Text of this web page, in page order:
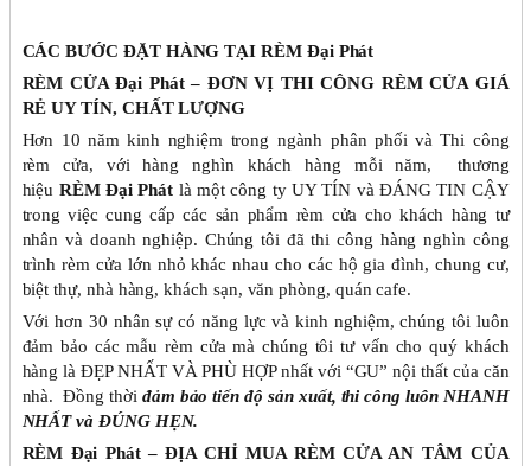
CÁC BƯỚC ĐẶT HÀNG TẠI RÈM Đại Phát
RÈM CỬA Đại Phát – ĐƠN VỊ THI CÔNG RÈM CỬA GIÁ
RẺ UY TÍN, CHẤT LƯỢNG
Hơn 10 năm kinh nghiệm trong ngành phân phối và Thi công
rèm cửa, với hàng nghìn khách hàng mỗi năm, thương
hiệu RÈM Đại Phát là một công ty UY TÍN và ĐÁNG TIN CẬY
trong việc cung cấp các sản phẩm rèm cửa cho khách hàng tư
nhân và doanh nghiệp. Chúng tôi đã thi công hàng nghìn công
trình rèm cửa lớn nhỏ khác nhau cho các hộ gia đình, chung cư,
biệt thự, nhà hàng, khách sạn, văn phòng, quán cafe.
Với hơn 30 nhân sự có năng lực và kinh nghiệm, chúng tôi luôn
đảm bảo các mẫu rèm cửa mà chúng tôi tư vấn cho quý khách
hàng là ĐẸP NHẤT VÀ PHÙ HỢP nhất với “GU” nội thất của căn
nhà. Đồng thời đảm bảo tiến độ sản xuất, thi công luôn NHANH
NHẤT và ĐÚNG HẸN.
RÈM Đại Phát – ĐỊA CHỈ MUA RÈM CỬA AN TÂM CỦA